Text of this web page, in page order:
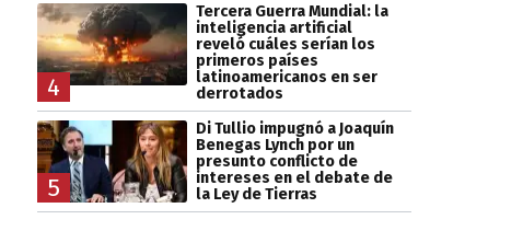
4
Tercera Guerra Mundial: la
inteligencia artificial
reveló cuáles serían los
primeros países
latinoamericanos en ser
derrotados
5
Di Tullio impugnó a Joaquín
Benegas Lynch por un
presunto conflicto de
intereses en el debate de
la Ley de Tierras